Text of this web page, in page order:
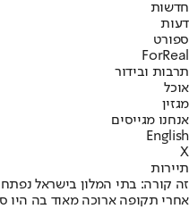
חדשות
דעות
ספורט
ForReal
תרבות ובידור
אוכל
מגזין
אנחנו מגייסים
English
X
תיירות
זה קורה: בתי המלון בישראל
אחרי תקופה ארוכה מאוד בה היו